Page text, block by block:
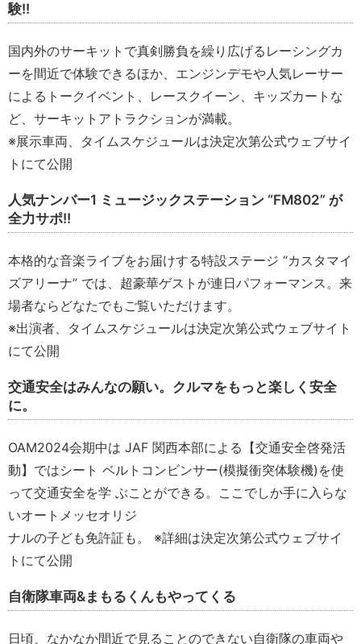
験!!
国内外のサーキットで真剣勝負を繰り広げるレーシングカ
ーを間近で体験できるほか、エンジンデモや人気レーサー
によるトークイベント、レースクイーン、キッズカートな
ど、サーキットアトラクションが満載。
※展示車両、タイムスケジュールは決定次第公式ウェブサイ
トにて公開
人気ナンバー1 ミュージックステーション “FM802” が
全力サポ!!
本格的な音楽ライブをお届けする特設ステージ “カスタマイ
ズアリーナ” では、超豪華ゲストが連日パフォーマンス。来
場者ならどなたでもご覧いただけます。
※出演者、タイムスケジュールは決定次第公式ウェブサイト
にて公開
交通安全はみんなの願い。クルマをもっと楽しく安全
に。
OAM2024会期中は JAF 関⻄本部による【交通安全啓発活
動】ではシート ベルトコンビンサー(模擬衝突体験機)を使
って交通安全を学 ぶことができる。ここでしか手に入らな
いオートメッセオリジ
ナルの子ども免許証も。 ※詳細は決定次第公式ウェブサイ
トにて公開
自衛隊車両&まもるくんもやってくる
日頃、なかなか間近で見ることのできない自衛隊の車両や